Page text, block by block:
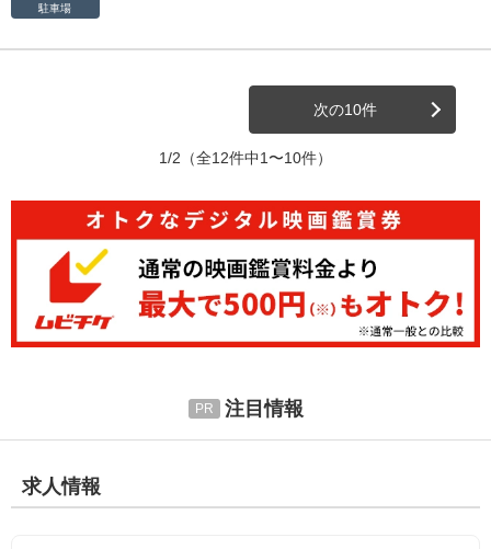
駐車場
次の10件
1/2 （全12件中1〜10件）
注目情報
求人情報